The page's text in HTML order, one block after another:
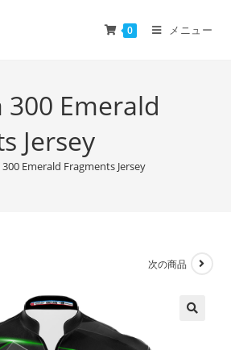
0 メニュー
Emerald
Jersey
Emerald Fragments Jersey
次の商品